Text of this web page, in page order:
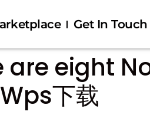
Get In Touch
are eight
下载